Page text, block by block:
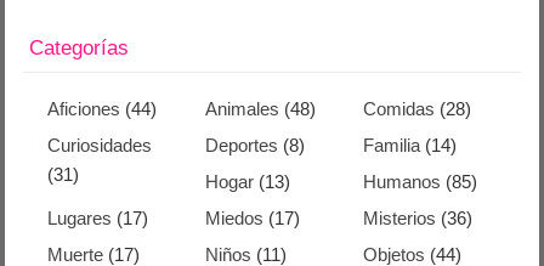
Categorías
Aficiones (44) Animales (48) Comidas (28)
Curiosidades
(31)
Deportes (8) Familia(14)
Hogar (13) Humanos (85)
Lugares (17) Miedos (17) Misterios (36)
Muerte (17) Niños (11) Objetos (44)